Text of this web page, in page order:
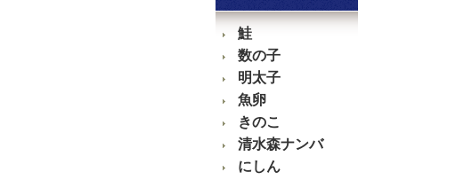
鮭
数の子
明太子
魚卵
きのこ
清水森ナンバ
にしん